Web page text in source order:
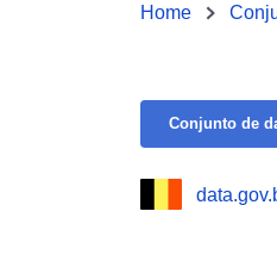
Home
Conjunto de